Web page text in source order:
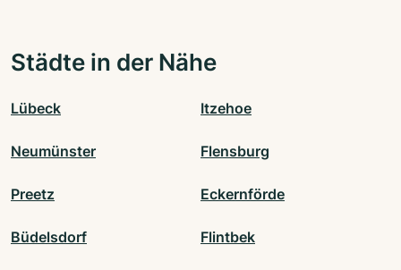
Städte in der Nähe
Lübeck Itzehoe
Neumünster Flensburg
Preetz Eckernförde
Büdelsdorf Flintbek